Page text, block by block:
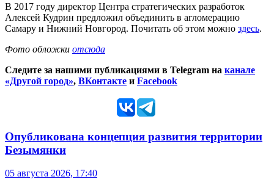
В 2017 году директор Центра стратегических разработок
Алексей Кудрин предложил объединить в агломерацию
Самару и Нижний Новгород. Почитать об этом можно здесь.
Фото обложки отсюда
Следите за нашими публикациями в Telegram на канале
«Другой город», ВКонтакте и Facebook
Опубликована концепция развития территории
Безымянки
05 августа 2026, 17:40